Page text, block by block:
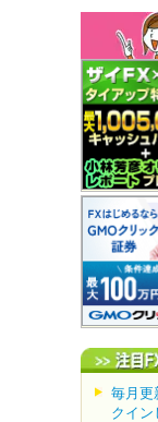
毎月更
クイン